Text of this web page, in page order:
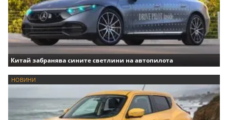
Китай забранява сините светлини на автопилота
НОВИНИ